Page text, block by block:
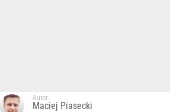
Autor:
Maciej Piasecki